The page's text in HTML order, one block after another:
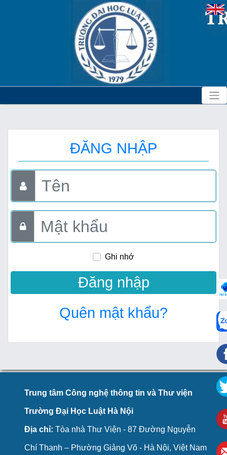
ĐĂNG NHẬP
Ghi nhớ
Quên mật khẩu?
Trung tâm Công nghệ thông tin và Thư viện
Trường Đại Học Luật Hà Nội
Địa chỉ: Tòa nhà Thư Viện - 87 Đường Nguyễn
Chí Thanh – Phường Giảng Võ - Hà Nội, Việt Nam